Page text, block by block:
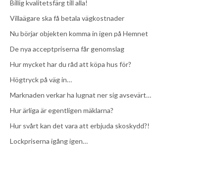
Billig kvalitetsfärg till alla!
Villaägare ska få betala vägkostnader
Nu börjar objekten komma in igen på Hemnet
De nya acceptpriserna får genomslag
Hur mycket har du råd att köpa hus för?
Högtryck på väg in…
Marknaden verkar ha lugnat ner sig avsevärt…
Hur ärliga är egentligen mäklarna?
Hur svårt kan det vara att erbjuda skoskydd?!
Lockpriserna igång igen…